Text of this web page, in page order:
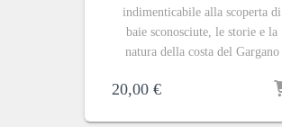
indimenticabile alla scoperta di
baie sconosciute, le storie e la
natura della costa del Gargano
20,00 €